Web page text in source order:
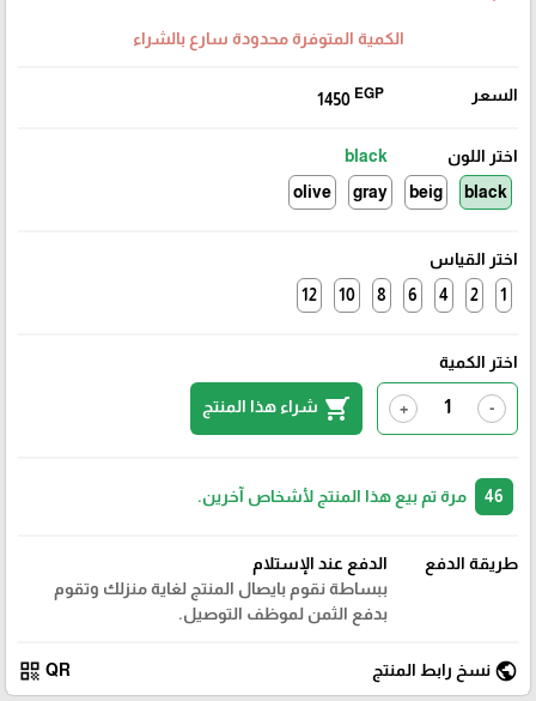
الكمية المتوفرة محدودة سارع بالشراء
السعر 1450 EGP
اختر اللون
black
black
beig
gray
olive
اختر القياس
1
2
4
6
8
10
12
اختر الكمية
-
+
shopping_cart شراء هذا المنتج
مرة تم بيع هذا المنتج لأشخاص آخرين.
طريقة الدفع
الدفع عند الإستلام
ببساطة نقوم بايصال المنتج لغاية منزلك وتقوم
بدفع الثمن لموظف التوصيل.
public نسخ رابط المنتج QR
qr_code